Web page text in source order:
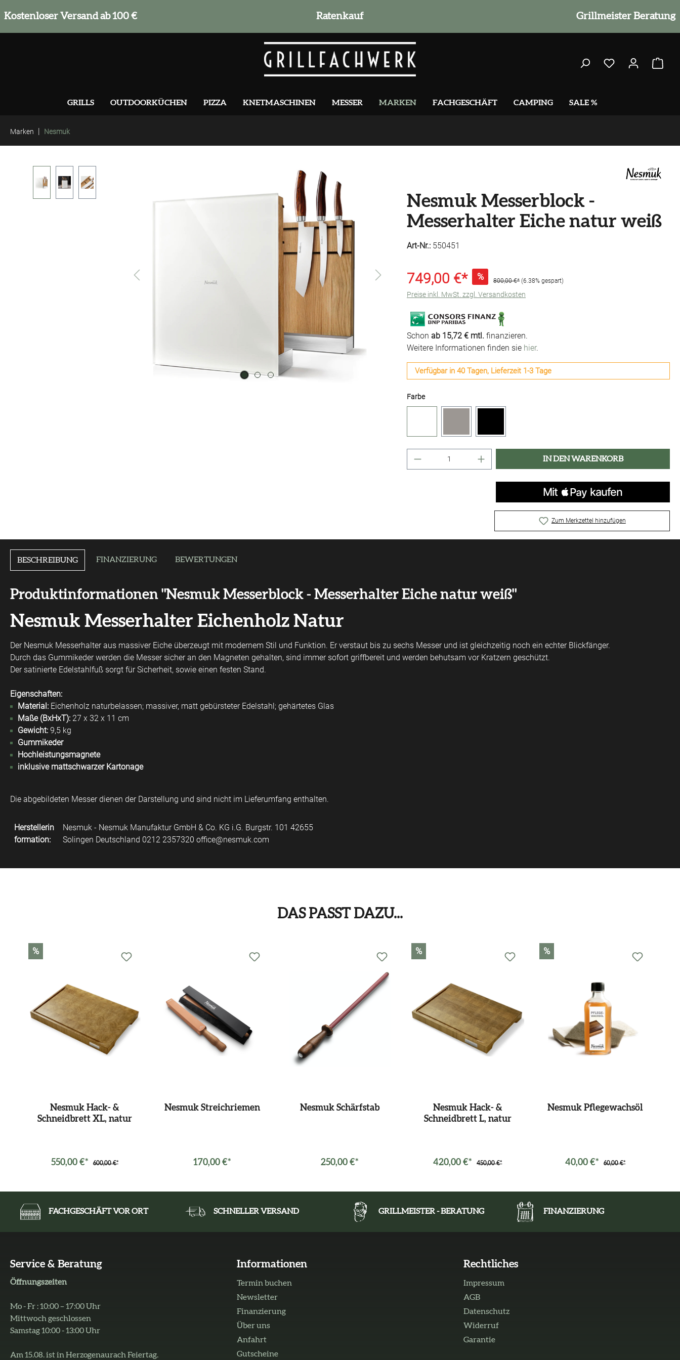
Zur Hauptnavigation springen
Kostenloser Versand ab 100 € Ratenkauf Grillmeister Beratung
GRILLS OUTDOORKÜCHEN PIZZA KNETMASCHINEN MESSER MARKEN FACHGESCHÄFT CAMPING SALE %
Marken | Nesmuk
Nesmuk Messerblock -
Messerhalter Eiche natur weiß
Art-Nr.: 550451
749,00 €* % 800,00 €* (6.38% gespart)
Preise inkl. MwSt. zzgl. Versandkosten
Schon ab 15,72 € mtl. finanzieren.
Weitere Informationen finden sie hier.
Verfügbar in 40 Tagen, Lieferzeit 1-3 Tage
Farbeauswählen
Produkt Anzahl: Gib den gewünschten Wert ein
IN DEN WARENKORB
Zum Merkzettel hinzufügen
BESCHREIBUNG FINANZIERUNG BEWERTUNGEN
Produktinformationen "Nesmuk Messerblock - Messerhalter Eiche natur weiß"
Nesmuk Messerhalter Eichenholz Natur
Der Nesmuk Messerhalter aus massiver Eiche überzeugt mit modernem Stil und Funktion. Er verstaut bis zu sechs Messer und ist gleichzeitig noch ein echter Blickfänger.
Durch das Gummikeder werden die Messer sicher an den Magneten gehalten, sind immer sofort griffbereit und werden behutsam vor Kratzern geschützt.
Der satinierte Edelstahlfuß sorgt für Sicherheit, sowie einen festen Stand.
Eigenschaften:
Material: Eichenholz naturbelassen; massiver, matt gebürsteter Edelstahl; gehärtetes Glas
Maße (BxHxT): 27 x 32 x 11 cm
Gewicht: 9,5 kg
Gummikeder
Hochleistungsmagnete
inklusive mattschwarzer Kartonage
Die abgebildeten Messer dienen der Darstellung und sind nicht im Lieferumfang enthalten.
Herstellerin
formation:
Nesmuk - Nesmuk Manufaktur GmbH & Co. KG i.G. Burgstr. 101 42655
Solingen Deutschland 0212 2357320 office@nesmuk.com
DAS PASST DAZU...
Produktgalerie überspringen
%
Nesmuk Hack- &
Schneidbrett XL, natur
550,00 €* 600,00 €*
Nesmuk Streichriemen
170,00 €*
Nesmuk Schärfstab
250,00 €*
%
Nesmuk Hack- &
Schneidbrett L, natur
420,00 €* 450,00 €*
%
Nesmuk Pflegewachsöl
40,00 €* 60,00 €*
FACHGESCHÄFT VOR ORT SCHNELLER VERSAND GRILLMEISTER - BERATUNG FINANZIERUNG
Service & Beratung
Öffnungszeiten
Mo - Fr : 10:00 – 17:00 Uhr
Mittwoch geschlossen
Samstag 10:00 - 13:00 Uhr
Am 15.08. ist in Herzogenaurach Feiertag.
Informationen
Termin buchen
Newsletter
Finanzierung
Über uns
Anfahrt
Gutscheine
Rechtliches
Impressum
AGB
Datenschutz
Widerruf
Garantie